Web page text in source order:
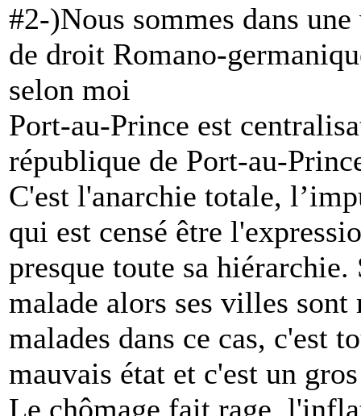
#2-)Nous sommes dans
de droit Romano-
selon moi
Port-au-Prince est
république de Port-au-
C'est l'anarchie totale,
qui est censé être
presque toute sa
malade alors ses villes
malades dans ce cas, c'est
mauvais état et c'est un
Le chômage fait rage,